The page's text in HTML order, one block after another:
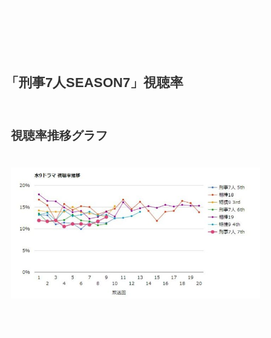
「刑事7人SEASON7」視聴率
視聴率推移グラフ